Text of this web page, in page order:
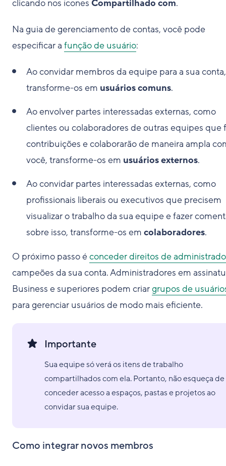
clicando nos ícones Compartilhado com.
Na guia de gerenciamento de contas, você pode
especificar a função de usuário:
Ao convidar membros da equipe para a sua conta,
transforme-os em usuários comuns.
Ao envolver partes interessadas externas, como
clientes ou colaboradores de outras equipes que
contribuições e colaborarão de maneira ampla
você, transforme-os em usuários externos.
Ao convidar partes interessadas externas, como
profissionais liberais ou executivos que precisem
visualizar o trabalho da sua equipe e fazer
sobre isso, transforme-os em colaboradores.
O próximo passo éconceder direitos de
campeões da sua conta. Administradores em
Business e superiores podem criargrupos de
para gerenciar usuários de modo mais eficiente.
Importante
Sua equipe só verá os itens de trabalho
compartilhados com ela. Portanto, não esqueça de
conceder acesso a espaços, pastas e projetos ao
convidar sua equipe.
Como integrar novos membros